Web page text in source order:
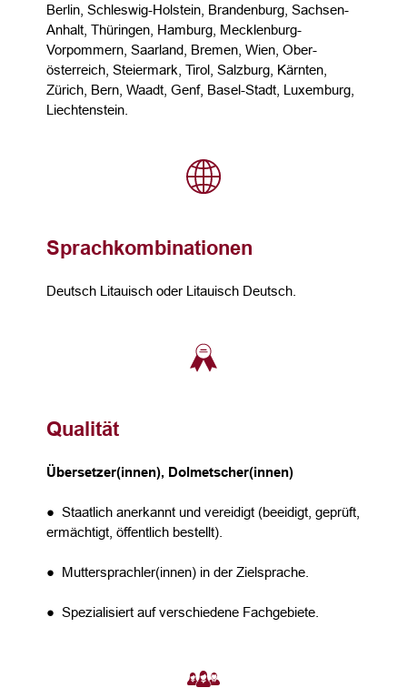
Berlin, Schleswig-Holstein, Brandenburg, Sachsen-
Anhalt, Thüringen, Hamburg, Mecklenburg-
Vorpommern, Saarland, Bremen, Wien, Ober­
österreich, Steier­mark, Tirol, Salzburg, Kärnten,
Zürich, Bern, Waadt, Genf, Basel-Stadt, Luxemburg,
Liechtenstein.
Sprachkombinationen
Deutsch Litauisch oder Litauisch Deutsch.
Qualität
Übersetzer(innen), Dolmetscher(innen)
● Staatlich anerkannt und vereidigt (beeidigt, geprüft,
ermächtigt, öffentlich bestellt).
● Muttersprachler(innen) in der Zielsprache.
● Spezialisiert auf verschiedene Fachgebiete.